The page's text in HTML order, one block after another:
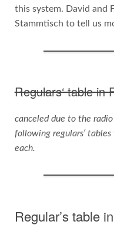
this system. David and
Stammtisch to tell us
Regulars‘ table in
canceled due to the
following regulars‘
each.
Regular’s table